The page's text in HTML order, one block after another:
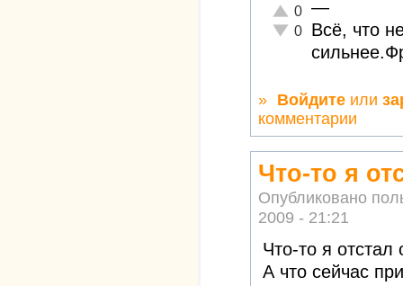
Отлично!
0
Неадекватно!
0
—
Всё, что
» Войдите или
комментарии
Что-то я
Опубликовано
2009 - 21:21
Что-то я отстал
А что сейчас